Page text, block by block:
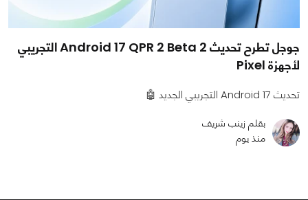
جوجل تطرح تحديث Android 17 QPR 2 Beta 2 التجريبي
لأجهزة Pixel
تحديث Android 17 التجريبي الجديد 🤖
بقلم زينب شريف
منذ يوم